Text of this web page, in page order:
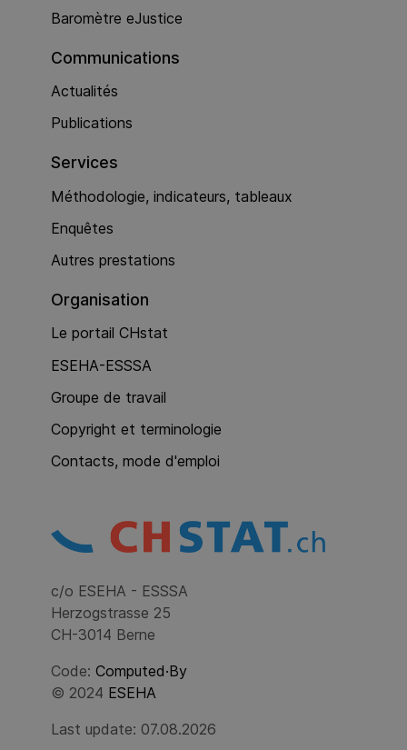
Baromètre eJustice
Communications
Actualités
Publications
Services
Méthodologie, indicateurs, tableaux
Enquêtes
Autres prestations
Organisation
Le portail CHstat
ESEHA-ESSSA
Groupe de travail
Copyright et terminologie
Contacts, mode d'emploi
c/o ESEHA - ESSSA
Herzogstrasse 25
CH-3014 Berne
Code: Computed·By
© 2024 ESEHA
Last update: 07.08.2026